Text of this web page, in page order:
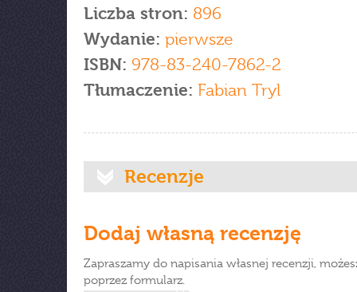
Liczba stron: 896
Wydanie: pierwsze
ISBN: 978-83-240-7862-2
Tłumaczenie: Fabian Tryl
Recenzje
Dodaj własną recenzję
Zapraszamy do napisania własnej recenzji,
poprzez formularz.